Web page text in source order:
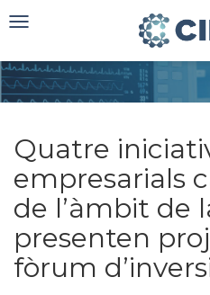
Toggle
Quatre
empresarials
de l’àmbit de
presenten
fòrum